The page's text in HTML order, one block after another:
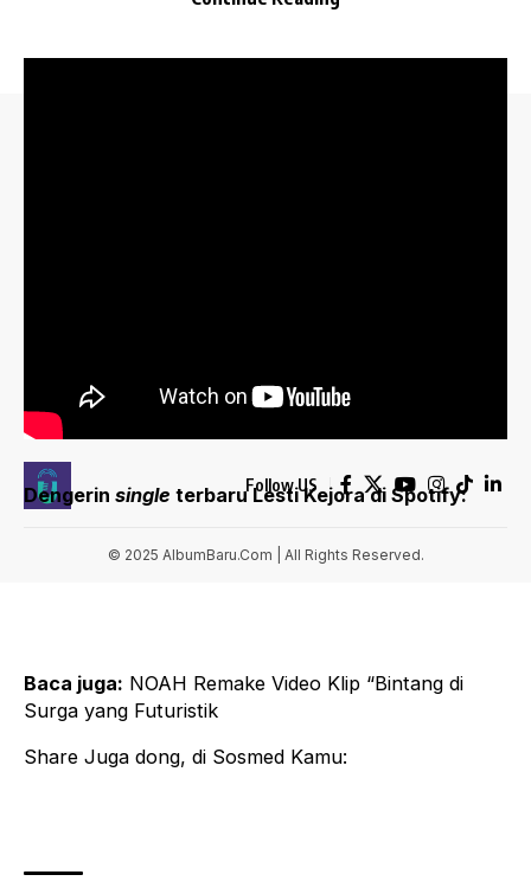
Dengerin single terbaru Lesti Kejora di Spotify:
Baca juga: NOAH Remake Video Klip “Bintang di
Surga yang Futuristik
Share Juga dong, di Sosmed Kamu:
DISCLAIMER
CONTACT US
Follow US
© 2025 AlbumBaru.Com | All Rights Reserved.